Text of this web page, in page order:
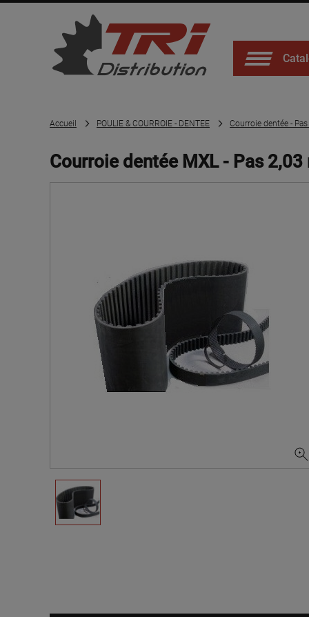
Accueil POULIE & COURROIE - DENTEE Courroie dentée -
Courroie dentée MXL - Pas